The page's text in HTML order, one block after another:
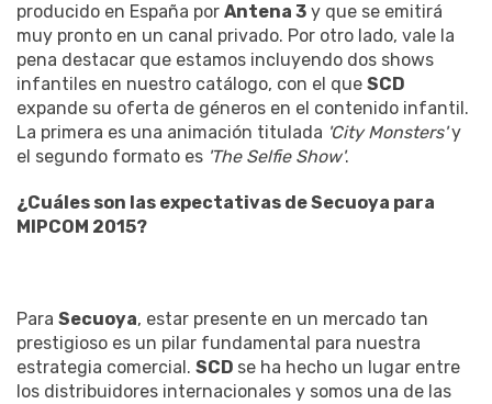
producido en España por Antena 3 y que se emitirá
muy pronto en un canal privado. Por otro lado, vale la
pena destacar que estamos incluyendo dos shows
infantiles en nuestro catálogo, con el que SCD
expande su oferta de géneros en el contenido infantil.
La primera es una animación titulada 'City Monsters'y
el segundo formato es 'The Selfie Show'.
¿Cuáles son las expectativas de Secuoya para
MIPCOM 2015?
Para Secuoya, estar presente en un mercado tan
prestigioso es un pilar fundamental para nuestra
estrategia comercial. SCD se ha hecho un lugar entre
los distribuidores internacionales y somos una de las